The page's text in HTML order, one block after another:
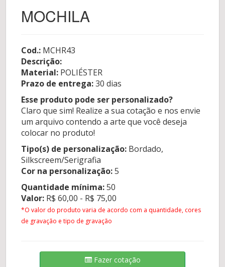
MOCHILA
Cod.: MCHR43
Descrição:
Material: POLIÉSTER
Prazo de entrega:30 dias
Esse produto pode ser personalizado?
Claro que sim! Realize a sua cotação e nos envie
um arquivo contendo a arte que você deseja
colocar no produto!
Tipo(s) de personalização: Bordado,
Silkscreem/Serigrafia
Cor na personalização:5
Quantidade mínima:50
Valor: R$ 60,00 - R$ 75,00
*O valor do produto varia de acordo com a quantidade, cores
de gravação e tipo de gravação
Fazer cotação